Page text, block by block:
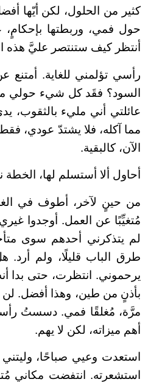
كثير من الحلول، لكن أيّها
حول فمي، وربطتها
أنتظر كيف ستنتصر عليَّ هذه
رأسي تؤلمني للغاية. أمتنع
السود؟ فقَد كل شيء حولي
عائلتي أني مليء بالثقوب،
مما آكله، فلا يشتدّ عودي،
الآن، كالبقية.
أحاول ألا أستسلم لها،
من حينٍ لآخر، أطوف في
مُتغيِّبًا عن العمل. أوجدوا
لم يتذكرني أحدهم سوى
طرق الباب قليلًا، ولم أرد.
يرحموني. انتظرت، حتى بدا
بأذنٍ من طين، وهذا أفضل. لن
مرَّة، مُغلقًا فمي. دسستُ
أهم ميزاته، لكن لا يهم.
استعدت وعيي صباحًا،
استشعرته. انتفضت مكاني